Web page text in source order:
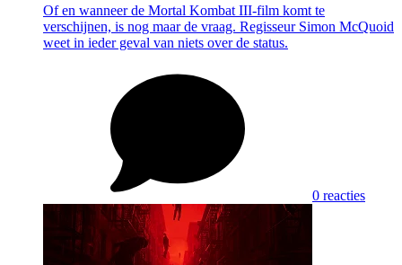
Of en wanneer de Mortal Kombat III-film komt te
verschijnen, is nog maar de vraag. Regisseur Simon McQuoid
weet in ieder geval van niets over de status.
0 reacties